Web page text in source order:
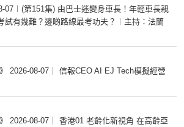
07︱(第151集) 由巴士迷變身車長！年輕車長親
試有幾難？邊啲路線最考功夫？︱主持：法蘭
2026-08-07｜ 信報CEO AI EJ Tech模擬經營
2026-08-07｜ 香港01 老齡化新視角 在高齡亞